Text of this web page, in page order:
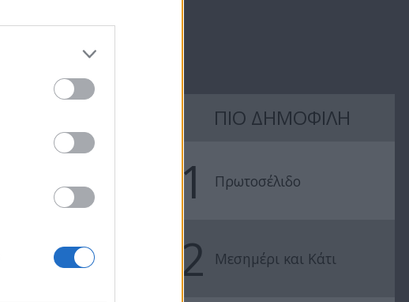
ΠΙΟ ΔΗΜΟΦΙΛΗ
1 Πρωτοσέλιδο
2 Μεσημέρι και Κάτι